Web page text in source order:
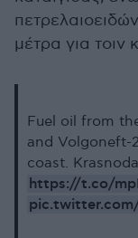
μέτρα για τοιν
Fuel oil from
and Volgoneft-
coast.
https://t.co/